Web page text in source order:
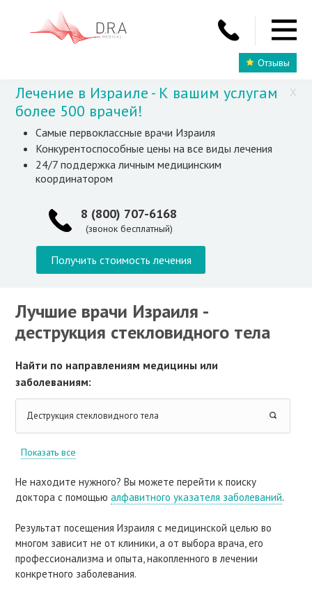
Отзывы
X
Лечение в Израиле - К вашим услугам
более 500 врачей!
Самые первоклассные врачи Израиля
Конкурентоспособные цены на все виды лечения
24/7 поддержка личным медицинским
координатором
8 (800) 707-6168
(звонок бесплатный)
Получить стоимость лечения
Лучшие врачи Израиля -
деструкция стекловидного тела
Найти по направлениям медицины или
заболеваниям:
Деструкция стекловидного тела
Показать все
Не находите нужного? Вы можете перейти к поиску
доктора с помощьюалфавитного указателя заболеваний.
Результат посещения Израиля с медицинской целью во
многом зависит не от клиники, а от выбора врача, его
профессионализма и опыта, накопленного в лечении
конкретного заболевания.